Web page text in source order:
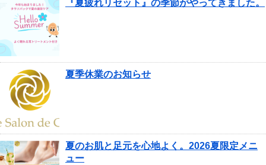
『夏疲れリセット』の季節がやってきました。
夏季休業のお知らせ
夏のお肌と足元を心地よく。2026夏限定メニ
ュー